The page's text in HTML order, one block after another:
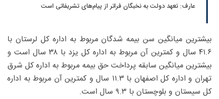
عارف: تعهد دولت به نخبگان فراتر از پیام‎‌های تشریفاتی است
بیشترین میانگین سن بیمه شدگان مربوط به اداره کل لرستان با
۴۱.۶ سال و کمترین آن مربوط به اداره کل یزد با ۳۸ سال است و
بیشترین میانگین سابقه پرداخت حق بیمه مربوط به اداره کل شرق
تهران و اداره کل اصفهان با ۱۱.۳ سال و کمترین آن مربوط به اداره
کل سیستان و بلوچستان با ۹.۳ سال است.